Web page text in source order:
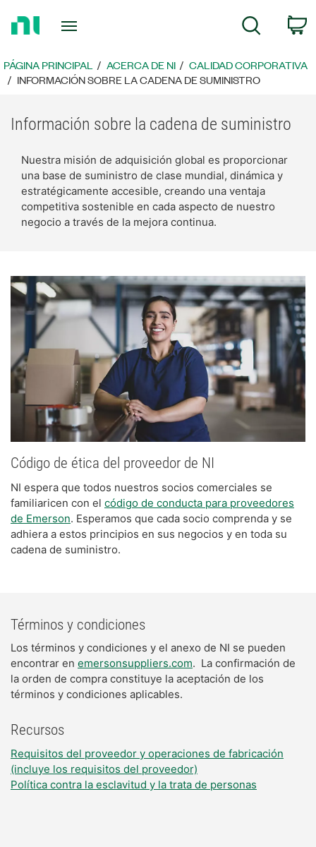
página
principal
Búsqueda
PÁGINA PRINCIPAL ACERCA DE NI
CALIDAD CORPORATIVA
INFORMACIÓN SOBRE LA CADENA DE SUMINISTRO
Información sobre la cadena de suministro
Nuestra misión de adquisición global es proporcionar
una base de suministro de clase mundial, dinámica y
estratégicamente accesible, creando una ventaja
competitiva sostenible en cada aspecto de nuestro
negocio a través de la mejora continua.
Código de ética del proveedor de NI
NI espera que todos nuestros socios comerciales se
familiaricen con el código de conducta para proveedores
de Emerson. Esperamos que cada socio comprenda y se
adhiera a estos principios en sus negocios y en toda su
cadena de suministro.
Términos y condiciones
Los términos y condiciones y el anexo de NI se pueden
encontrar en emersonsuppliers.com. La confirmación de
la orden de compra constituye la aceptación de los
términos y condiciones aplicables.
Recursos
Requisitos del proveedor y operaciones de fabricación
(incluye los requisitos del proveedor)
Política contra la esclavitud y la trata de personas